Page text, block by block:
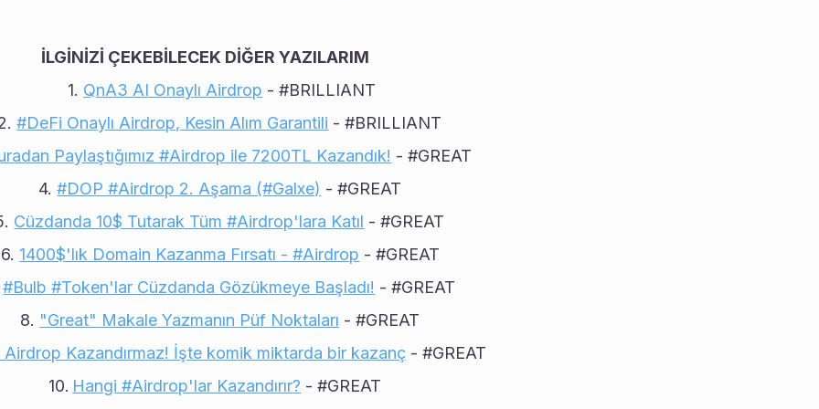
İLGİNİZİ ÇEKEBİLECEK DİĞER YAZILARIM
QnA3 AI Onaylı Airdrop - #BRILLIANT
#DeFi Onaylı Airdrop, Kesin Alım Garantili - #BRILLIANT
Paylaştığımız #Airdrop ile 7200TL Kazandık! - #GREAT
#DOP #Airdrop 2. Aşama (#Galxe) - #GREAT
Cüzdanda 10$ Tutarak Tüm #Airdrop'lara Katıl - #GREAT
1400$'lık Domain Kazanma Fırsatı - #Airdrop - #GREAT
#Bulb #Token'lar Cüzdanda Gözükmeye Başladı! - #GREAT
"Great" Makale Yazmanın Püf Noktaları - #GREAT
Airdrop Kazandırmaz! İşte komik miktarda bir kazanç - #GREAT
Hangi #Airdrop'lar Kazandırır? - #GREAT